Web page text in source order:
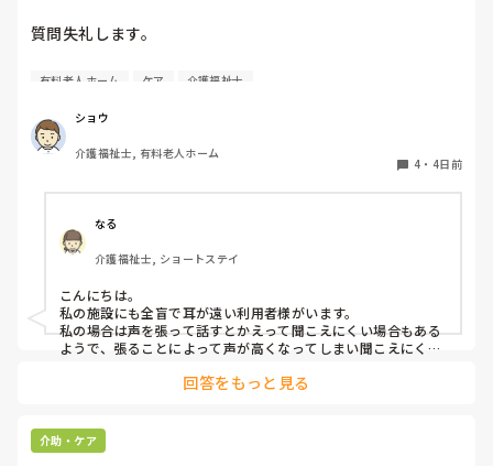
質問失礼します。
耳が遠く、目もあまり見えていない利用者様への声かけにつ
現在、私は「大きな声で、ゆっくり耳元でお話しする」とい
う方法で対応しています。
聞き取れると安心していただける方なので何とか理解しても
かり、痛めてしまうことがあります。
みなさんの職場で、このような方と関わる際に工夫している
ことや、喉に負担をかけずに意思疎通ができる良い方法など
よろしくお願いします。
有料老人ホーム ケア 介護福祉士
ショウ
介護福祉士, 有料老人ホーム
4 ・ 4日前
なる
介護福祉士, ショートステイ
こんにちは。
私の施設にも全盲で耳が遠い利用者様がいます。
私の場合は声を張って話すとかえって聞こえにくい場合もある
ようで、張ることによって声が高くなってしまい聞こえにくい
回答をもっと見る
介助・ケア